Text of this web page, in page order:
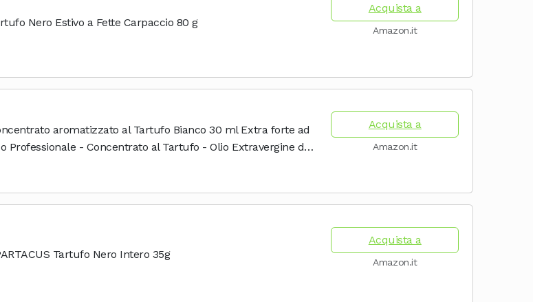
Nero Estivo a Fette Carpaccio 80 g
Acquista a
Amazon.it
aromatizzato al Tartufo Bianco 30 ml Extra forte ad
Professionale - Concentrato al Tartufo - Olio Extravergine di
Acquista a
Amazon.it
Tartufo Nero Intero 35g
Acquista a
Amazon.it